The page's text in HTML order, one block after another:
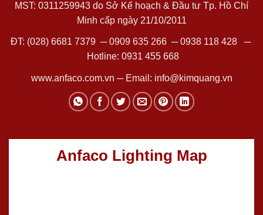
MST: 0311259943 do Sở Kế hoạch & Đầu tư Tp. Hồ Chí
Minh cấp ngày 21/10/2011
ĐT: (028) 6681 7379 ─0909 635 266─0938 118 428─
Hotline: 0931 455 668
www.anfaco.com.vn ─ Email: info@kimquang.vn
Anfaco Lighting Map